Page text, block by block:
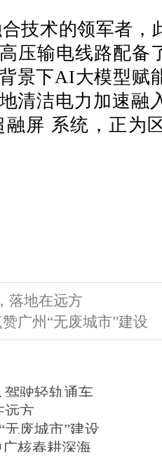
技术的领军者，
压输电线路配备
景下AI大模型赋
清洁电力加速融
融屏 系统，正为
落地在远方
广州“无废城市”建设
驶轻轨通车
远方
无废城市”建设
广核春耕深海